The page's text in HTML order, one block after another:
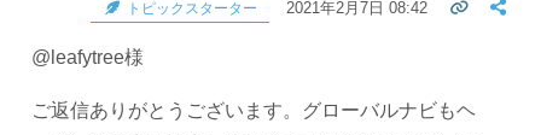
トピックスターター 2021年2月7日 08:42
@leafytree様
ご返信ありがとうございます。グローバルナビもヘ